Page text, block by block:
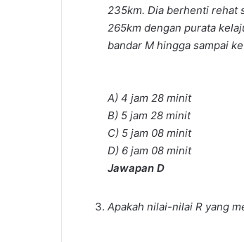
235km. Dia berhenti rehat
265km dengan purata
bandar M hingga sampai
A) 4 jam 28 minit
B) 5 jam 28 minit
C) 5 jam 08 minit
D) 6 jam 08 minit
Jawapan D
Apakah nilai-nilai R yang